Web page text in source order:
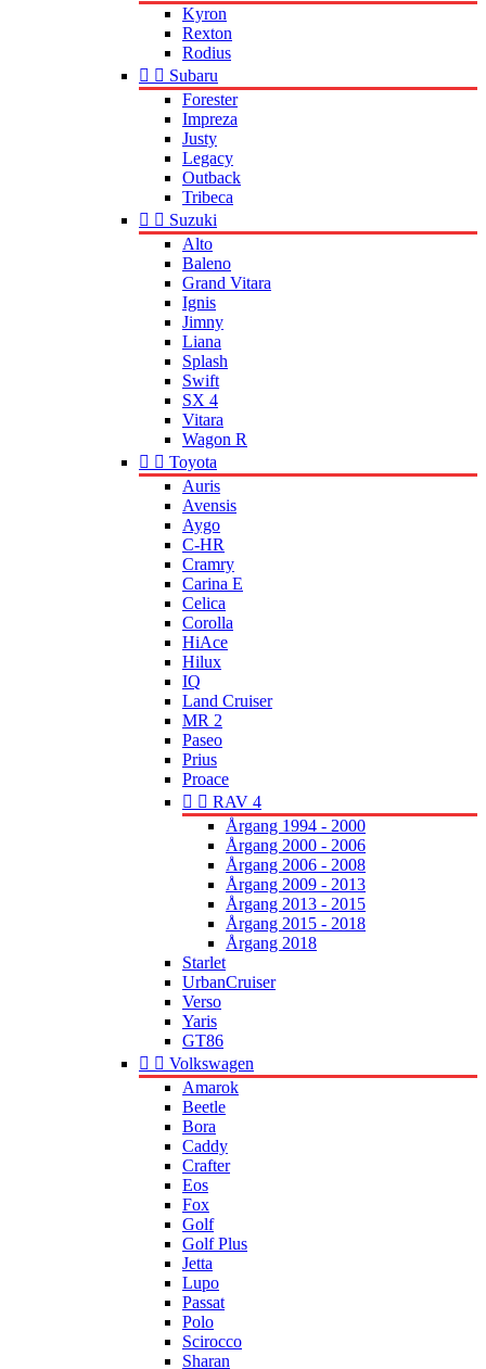
Kyron
Rexton
Rodius
  Subaru
Forester
Impreza
Justy
Legacy
Outback
Tribeca
  Suzuki
Alto
Baleno
Grand Vitara
Ignis
Jimny
Liana
Splash
Swift
SX 4
Vitara
Wagon R
  Toyota
Auris
Avensis
Aygo
C-HR
Cramry
Carina E
Celica
Corolla
HiAce
Hilux
IQ
Land Cruiser
MR 2
Paseo
Prius
Proace
  RAV 4
Årgang 1994 - 2000
Årgang 2000 - 2006
Årgang 2006 - 2008
Årgang 2009 - 2013
Årgang 2013 - 2015
Årgang 2015 - 2018
Årgang 2018
Starlet
UrbanCruiser
Verso
Yaris
GT86
  Volkswagen
Amarok
Beetle
Bora
Caddy
Crafter
Eos
Fox
Golf
Golf Plus
Jetta
Lupo
Passat
Polo
Scirocco
Sharan